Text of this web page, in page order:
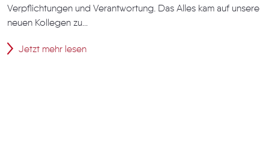
Verpflichtungen und Verantwortung. Das Alles kam auf unsere
neuen Kollegen zu...
Jetzt mehr lesen